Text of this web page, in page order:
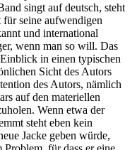
singt auf deutsch, steht
seine aufwendigen
und international
wenn man so will. Das
in einen typischen
Sicht des Autors
des Autors, nämlich
auf den materiellen
Wenn etwa der
steht eben kein
Jacke geben würde,